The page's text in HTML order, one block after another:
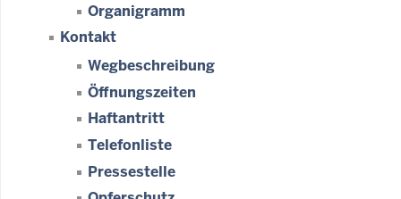
Organigramm
Kontakt
Wegbeschreibung
Öffnungszeiten
Haftantritt
Telefonliste
Pressestelle